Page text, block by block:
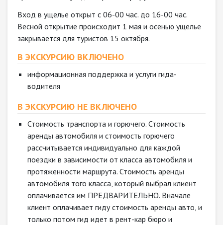
Вход в ущелье открыт с 06-00 час. до 16-00 час.
Весной открытие происходит 1 мая и осенью ущелье
закрывается для туристов 15 октября.
В ЭКСКУРСИЮ ВКЛЮЧЕНО
информационная поддержка и услуги гида-
водителя
В ЭКСКУРСИЮ НЕ ВКЛЮЧЕНО
Стоимость транспорта и горючего. Стоимость
аренды автомобиля и стоимость горючего
рассчитывается индивидуально для каждой
поездки в зависимости от класса автомобиля и
протяженности маршрута. Стоимость аренды
автомобиля того класса, который выбрал клиент
оплачивается им ПРЕДВАРИТЕЛЬНО. Вначале
клиент оплачивает гиду стоимость аренды авто, и
только потом гид идет в рент-кар бюро и